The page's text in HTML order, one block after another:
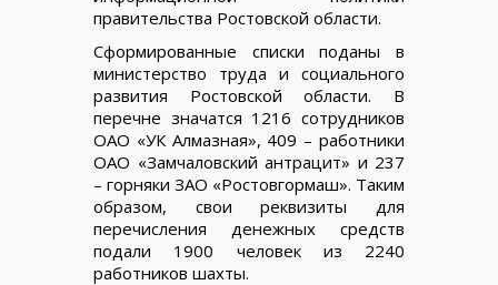
правительства Ростовской области.
Сформированные списки поданы в
министерство труда и социального
развития Ростовской области. В
перечне значатся 1216 сотрудников
ОАО «УК Алмазная», 409 – работники
ОАО «Замчаловский антрацит» и 237
– горняки ЗАО «Ростовгормаш». Таким
образом, свои реквизиты для
перечисления денежных средств
подали 1900 человек из 2240
работников шахты.